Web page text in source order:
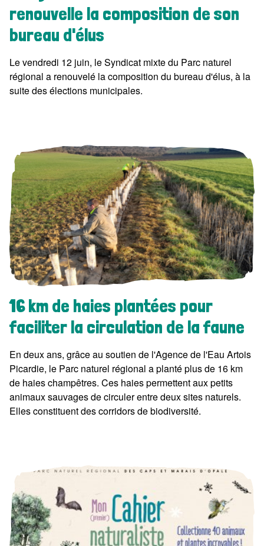
renouvelle la composition de son
bureau d'élus
Le vendredi 12 juin, le Syndicat mixte du Parc naturel
régional a renouvelé la composition du bureau d'élus, à la
suite des élections municipales.
16 km de haies plantées pour
faciliter la circulation de la faune
En deux ans, grâce au soutien de l'Agence de l'Eau Artois
Picardie, le Parc naturel régional a planté plus de 16 km
de haies champêtres. Ces haies permettent aux petits
animaux sauvages de circuler entre deux sites naturels.
Elles constituent des corridors de biodiversité.